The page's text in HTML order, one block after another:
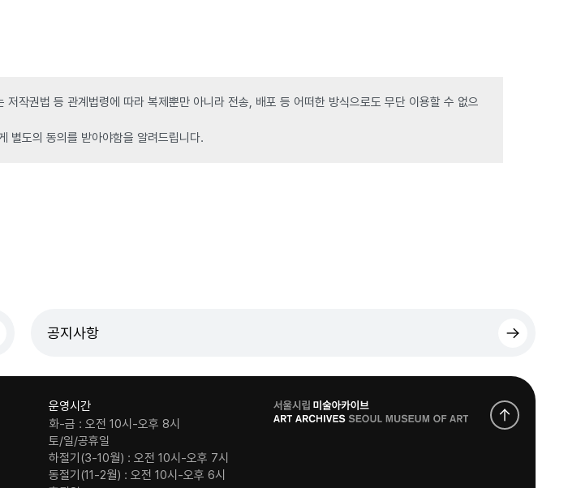
저작권법 등 관계법령에 따라 복제뿐만 아니라 전송, 배포 등 어떠한 방식으로도 무단 이용할 수 없으
별도의 동의를 받아야함을 알려드립니다.
공지사항
운영시간
화-금 : 오전 10시-오후 8시
토/일/공휴일
하절기(3-10월) : 오전 10시-오후 7시
동절기(11-2월) : 오전 10시-오후 6시
로
고